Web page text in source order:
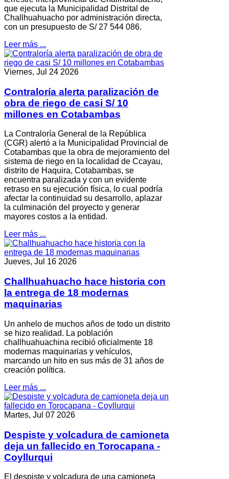
que ejecuta la Municipalidad Distrital de
Challhuahuacho por administración directa,
con un presupuesto de S/ 27 544 086.
Leer más ...
Viernes, Jul 24 2026
Contraloría alerta paralización de
obra de riego de casi S/ 10
millones en Cotabambas
La Contraloría General de la República
(CGR) alertó a la Municipalidad Provincial de
Cotabambas que la obra de mejoramiento del
sistema de riego en la localidad de Ccayau,
distrito de Haquira, Cotabambas, se
encuentra paralizada y con un evidente
retraso en su ejecución física, lo cual podría
afectar la continuidad su desarrollo, aplazar
la culminación del proyecto y generar
mayores costos a la entidad.
Leer más ...
Jueves, Jul 16 2026
Challhuahuacho hace historia con
la entrega de 18 modernas
maquinarias
Un anhelo de muchos años de todo un distrito
se hizo realidad. La población
challhuahuachina recibió oficialmente 18
modernas maquinarias y vehículos,
marcando un hito en sus más de 31 años de
creación política.
Leer más ...
Martes, Jul 07 2026
Despiste y volcadura de camioneta
deja un fallecido en Torocapana -
Coyllurqui
El despiste y volcadura de una camioneta